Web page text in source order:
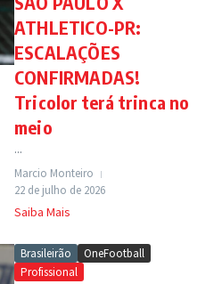
ATHLETICO-PR:
ESCALAÇÕES
CONFIRMADAS!
Tricolor terá trinca no
meio
...
Marcio Monteiro
22 de julho de 2026
Saiba Mais
Brasileirão
OneFootball
Profissional